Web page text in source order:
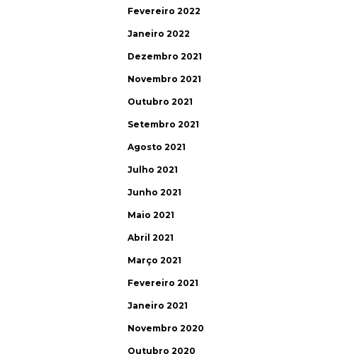
Fevereiro 2022
Janeiro 2022
Dezembro 2021
Novembro 2021
Outubro 2021
Setembro 2021
Agosto 2021
Julho 2021
Junho 2021
Maio 2021
Abril 2021
Março 2021
Fevereiro 2021
Janeiro 2021
Novembro 2020
Outubro 2020